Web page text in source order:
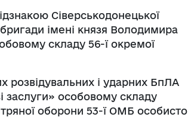
Сіверськодонецької
імені князя Володимира
складу 56-ї окремої
розвідувальних і ударних БпЛА
заслуги» особовому складу
оборони 53-ї ОМБ особисто